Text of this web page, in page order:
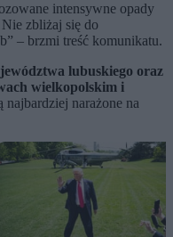
intensywne opady
zbliżaj się do
– brzmi treść komunikatu.
lubuskiego oraz
wielkopolskim i
najbardziej narażone na